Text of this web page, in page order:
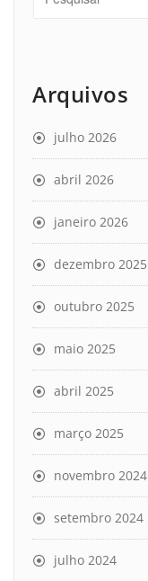
Arquivos
julho 2026
abril 2026
janeiro 2026
dezembro 2025
outubro 2025
maio 2025
abril 2025
março 2025
novembro 2024
setembro 2024
julho 2024